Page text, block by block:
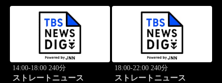
14:00-18:00 240分
ストレートニュース
18:00-22:00 240分
ストレートニュース